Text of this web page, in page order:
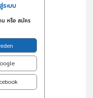
ะบบ
น หรือ สมัคร